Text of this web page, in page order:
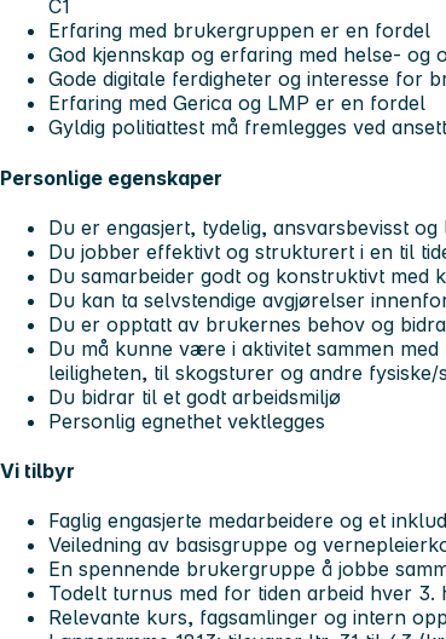
C1
Erfaring med brukergruppen er en fordel
God kjennskap og erfaring med helse- og
Gode digitale ferdigheter og interesse for
Erfaring med Gerica og LMP er en fordel
Gyldig politiattest må fremlegges ved
Personlige egenskaper
Du er engasjert, tydelig, ansvarsbevisst
Du jobber effektivt og strukturert i en til
Du samarbeider godt og konstruktivt med
Du kan ta selvstendige avgjørelser
Du er opptatt av brukernes behov og
Du må kunne være i aktivitet sammen
leiligheten, til skogsturer og andre fysiske/
Du bidrar til et godt arbeidsmiljø
Personlig egnethet vektlegges
Vi tilbyr
Faglig engasjerte medarbeidere og et
Veiledning av basisgruppe og
En spennende brukergruppe å jobbe
Todelt turnus med for tiden arbeid hver 3.
Relevante kurs, fagsamlinger og intern